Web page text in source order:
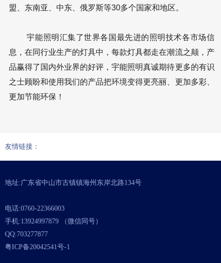
盟、东南亚、中东、俄罗斯等30多个国家和地区。
宇能照明汇集了世界各国最先进的照明技术各市场信
息，在同行业生产的灯具中，每款灯具都走在潮流之颠，产
品赢得了国内外业界的好评，宇能照明真诚期待更多的有识
之士顾盼和使用我们的产品把环境变得更亮丽、更加多彩、
更加节能环保！
友情链接：
地址:广东省中山市古镇镇海州东岸北路134号
电话:0760-22366003
手机:13924997879 （微信同号）
QQ:703277877
粤ICP备20042541号-1